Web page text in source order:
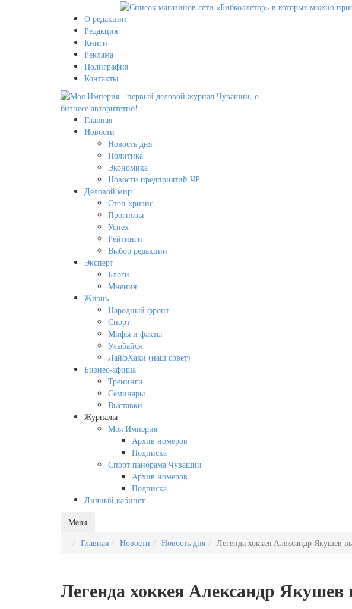
О редакции
Редакция
Книги
Реклама
Полиграфия
Контакты
Главная
Новости
Новость дня
Политика
Экономика
Новости предприятий ЧР
Деловой мир
Стоп кризис
Прогнозы
Успех
Рейтинги
Выбор редакции
Эксперт
Блоги
Мнения
Жизнь
Народный фронт
Спорт
Мифы и факты
Улыбайся
ЛайфХаки (наш совет)
Бизнес-афиша
Тренинги
Семинары
Выставки
Журналы
Моя Империя
Архив номеров
Подписка
Спорт панорама Чувашии
Архив номеров
Подписка
Личный кабинет
Menu
Главная
Новости Новость дня Легенда хоккея Александр Якушев
Легенда хоккея Александр Якушев